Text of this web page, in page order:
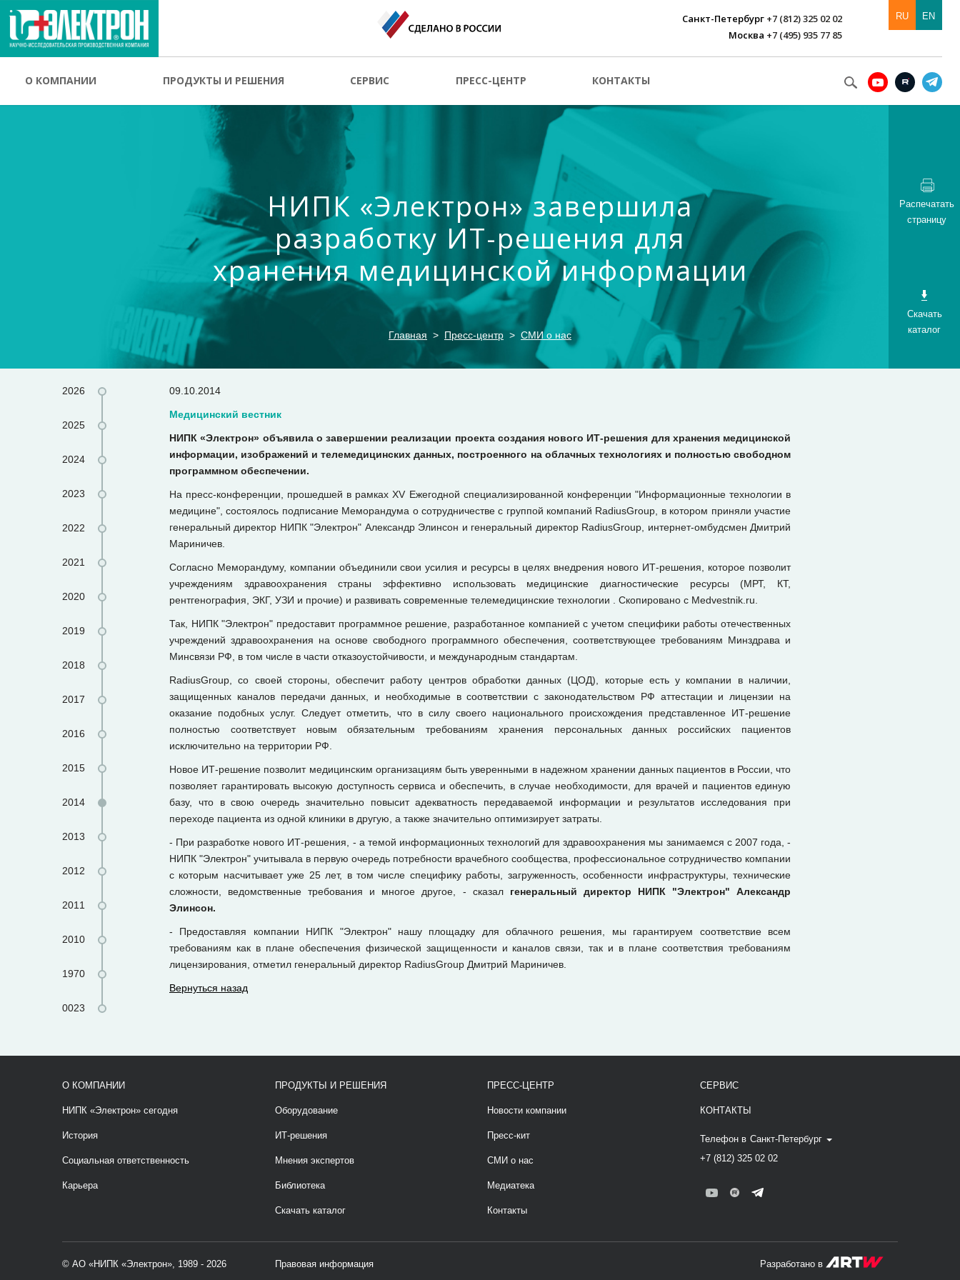
Санкт-Петербург +7 (812) 325 02 02
Москва +7 (495) 935 77 85
RU EN
О КОМПАНИИ ПРОДУКТЫ И РЕШЕНИЯ СЕРВИС ПРЕСС-ЦЕНТР КОНТАКТЫ
НИПК «Электрон» завершила
разработку ИТ-решения для
хранения медицинской информации
Главная Пресс-центр СМИ о нас
Распечатать
страницу
Скачать
каталог
2026
2025
2024
2023
2022
2021
2020
2019
2018
2017
2016
2015
2014
2013
2012
2011
2010
1970
0023
09.10.2014
Медицинский вестник
НИПК «Электрон» объявила о завершении реализации проекта создания нового ИТ-решения для хранения медицинской
информации, изображений и телемедицинских данных, построенного на облачных технологиях и полностью свободном
программном обеспечении.
На пресс-конференции, прошедшей в рамках XV Ежегодной специализированной конференции "Информационные технологии в
медицине", состоялось подписание Меморандума о сотрудничестве с группой компаний RadiusGroup, в котором приняли участие
генеральный директор НИПК "Электрон" Александр Элинсон и генеральный директор RadiusGroup, интернет-омбудсмен Дмитрий
Мариничев.
Согласно Меморандуму, компании объединили свои усилия и ресурсы в целях внедрения нового ИТ-решения, которое позволит
учреждениям здравоохранения страны эффективно использовать медицинские диагностические ресурсы (МРТ, КТ,
рентгенография, ЭКГ, УЗИ и прочие) и развивать современные телемедицинские технологии . Скопировано с Medvestnik.ru.
Так, НИПК "Электрон" предоставит программное решение, разработанное компанией с учетом специфики работы отечественных
учреждений здравоохранения на основе свободного программного обеспечения, соответствующее требованиям Минздрава и
Минсвязи РФ, в том числе в части отказоустойчивости, и международным стандартам.
RadiusGroup, со своей стороны, обеспечит работу центров обработки данных (ЦОД), которые есть у компании в наличии,
защищенных каналов передачи данных, и необходимые в соответствии с законодательством РФ аттестации и лицензии на
оказание подобных услуг. Следует отметить, что в силу своего национального происхождения представленное ИТ-решение
полностью соответствует новым обязательным требованиям хранения персональных данных российских пациентов
исключительно на территории РФ.
Новое ИТ-решение позволит медицинским организациям быть уверенными в надежном хранении данных пациентов в России, что
позволяет гарантировать высокую доступность сервиса и обеспечить, в случае необходимости, для врачей и пациентов единую
базу, что в свою очередь значительно повысит адекватность передаваемой информации и результатов исследования при
переходе пациента из одной клиники в другую, а также значительно оптимизирует затраты.
- При разработке нового ИТ-решения, - а темой информационных технологий для здравоохранения мы занимаемся с 2007 года, -
НИПК "Электрон" учитывала в первую очередь потребности врачебного сообщества, профессиональное сотрудничество компании
с которым насчитывает уже 25 лет, в том числе специфику работы, загруженность, особенности инфраструктуры, технические
сложности, ведомственные требования и многое другое, - сказал генеральный директор НИПК "Электрон" Александр
Элинсон.
- Предоставляя компании НИПК "Электрон" нашу площадку для облачного решения, мы гарантируем соответствие всем
требованиям как в плане обеспечения физической защищенности и каналов связи, так и в плане соответствия требованиям
лицензирования, отметил генеральный директор RadiusGroup Дмитрий Мариничев.
Вернуться назад
О КОМПАНИИ
НИПК «Электрон» сегодня
История
Социальная ответственность
Карьера
ПРОДУКТЫ И РЕШЕНИЯ
Оборудование
ИТ-решения
Мнения экспертов
Библиотека
Скачать каталог
ПРЕСС-ЦЕНТР
Новости компании
Пресс-кит
СМИ о нас
Медиатека
Контакты
СЕРВИС
КОНТАКТЫ
Телефон в Санкт-Петербург
+7 (812) 325 02 02
© АО «НИПК «Электрон», 1989 - 2026 Правовая информация Разработано в